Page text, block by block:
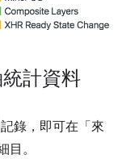
統計資料
錄，即可在「來
。